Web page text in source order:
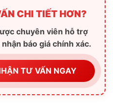
CHI TIẾT HƠN?
chuyên viên hỗ trợ
báo giá chính xác.
TƯ VẤN NGAY